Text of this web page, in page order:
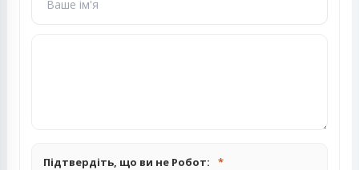
Підтвердіть, що ви не Робот: